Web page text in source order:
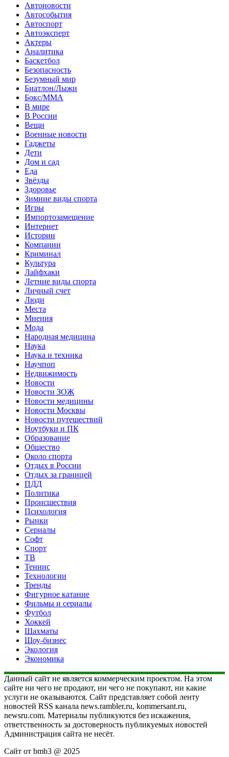
Автоновости
Автособытия
Автоспорт
Автоэксперт
Актеры
Аналитика
Баскетбол
Безопасность
Безумный мир
Биатлон/Лыжи
Бокс/MMA
В мире
В России
Вещи
Военные новости
Гаджеты
Дети
Дом и сад
Еда
Звёзды
Здоровье
Зимние виды спорта
Игры
Импортозамещение
Интернет
Истории
Компании
Криминал
Культура
Лайфхаки
Летние виды спорта
Личный счет
Люди
Места
Мнения
Мода
Народная медицина
Наука
Наука и техника
Научпоп
Недвижимость
Новости
Новости ЗОЖ
Новости медицины
Новости Москвы
Новости путешествий
Ноутбуки и ПК
Образование
Общество
Около спорта
Отдых в России
Отдых за границей
ПДД
Политика
Происшествия
Психология
Рынки
Сериалы
Софт
Спорт
ТВ
Теннис
Технологии
Тренды
Фигурное катание
Фильмы и сериалы
Футбол
Хоккей
Шахматы
Шоу-бизнес
Экология
Экономика
Данный сайт не является коммерческим проектом. На этом
сайте ни чего не продают, ни чего не покупают, ни какие
услуги не оказываются. Сайт представляет собой ленту
новостей RSS канала news.rambler.ru, kommersant.ru,
newsru.com. Материалы публикуются без искажения,
ответственность за достоверность публикуемых новостей
Администрация сайта не несёт.
Сайт от bmb3 @ 2025